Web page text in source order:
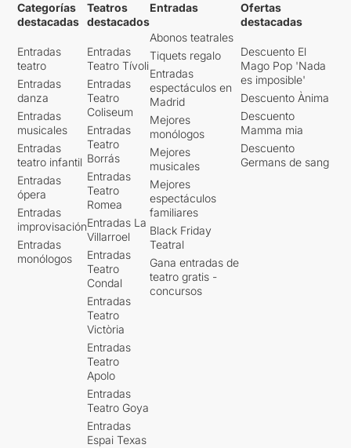
Categorías
destacadas
Entradas
teatro
Entradas
danza
Entradas
musicales
Entradas
teatro infantil
Entradas
ópera
Entradas
improvisación
Entradas
monólogos
Teatros
destacados
Entradas
Teatro Tívoli
Entradas
Teatro
Coliseum
Entradas
Teatro
Borrás
Entradas
Teatro
Romea
Entradas La
Villarroel
Entradas
Teatro
Condal
Entradas
Teatro
Victòria
Entradas
Teatro
Apolo
Entradas
Teatro Goya
Entradas
Espai Texas
Entradas
Abonos teatrales
Tiquets regalo
Entradas
espectáculos en
Madrid
Mejores
monólogos
Mejores
musicales
Mejores
espectáculos
familiares
Black Friday
Teatral
Gana entradas de
teatro gratis -
concursos
Ofertas
destacadas
Descuento El
Mago Pop 'Nada
es imposible'
Descuento Ànima
Descuento
Mamma mia
Descuento
Germans de sang